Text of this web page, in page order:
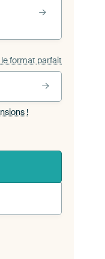
format parfait
!
cadre